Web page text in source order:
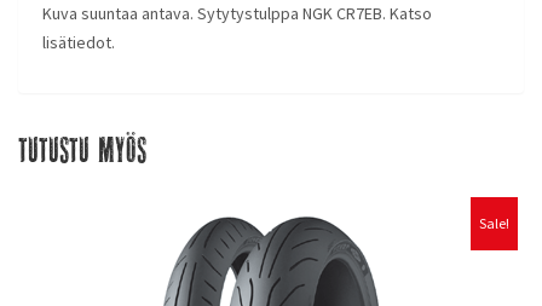
Kuva suuntaa antava. Sytytystulppa NGK CR7EB. Katso
lisätiedot.
Tutustu myös
Sale!